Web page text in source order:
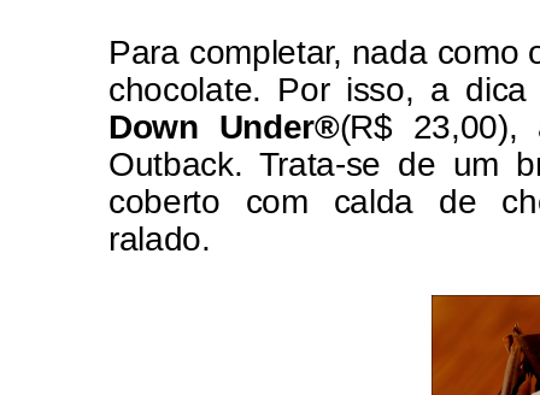
Para completar, nada como
chocolate. Por isso, a
Down Under®(R$ 23,00),
Outback. Trata-se de um
coberto com calda de
ralado.